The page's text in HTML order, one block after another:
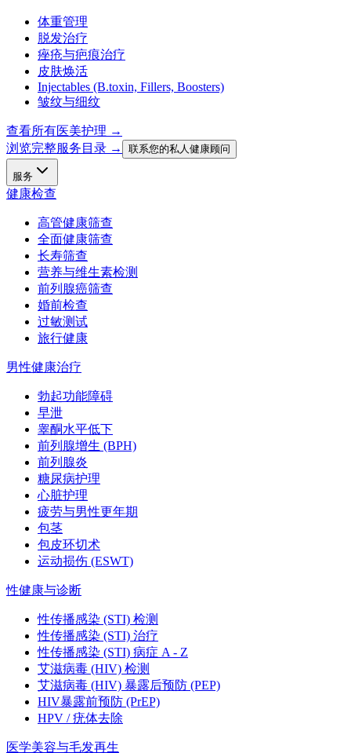
体重管理
脱发治疗
痤疮与疤痕治疗
皮肤焕活
Injectables (B.toxin, Fillers, Boosters)
皱纹与细纹
查看所有医美护理 →
浏览完整服务目录 →
联系您的私人健康顾问
服务
健康检查
高管健康筛查
全面健康筛查
长寿筛查
营养与维生素检测
前列腺癌筛查
婚前检查
过敏测试
旅行健康
男性健康治疗
勃起功能障碍
早泄
睾酮水平低下
前列腺增生 (BPH)
前列腺炎
糖尿病护理
心脏护理
疲劳与男性更年期
包茎
包皮环切术
运动损伤 (ESWT)
性健康与诊断
性传播感染 (STI) 检测
性传播感染 (STI) 治疗
性传播感染 (STI) 病症 A - Z
艾滋病毒 (HIV) 检测
艾滋病毒 (HIV) 暴露后预防 (PEP)
HIV暴露前预防 (PrEP)
HPV / 疣体去除
医学美容与毛发再生